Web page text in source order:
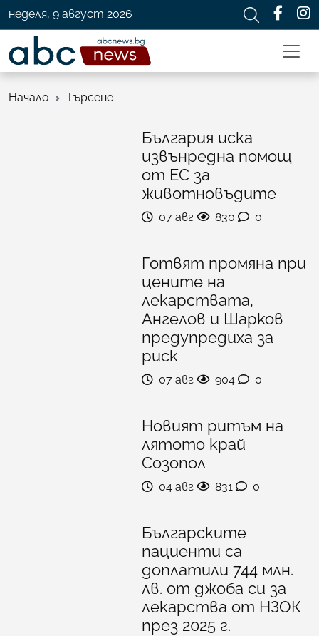
неделя, 9 август 2026
Начало Търсене
България иска
извънредна помощ
от ЕС за
животновъдите
07 авг 830 0
Готвят промяна при
цените на
лекарствата,
Ангелов и Шарков
предупредиха за
риск
07 авг 904 0
Новият ритъм на
лятото край
Созопол
04 авг 831 0
Българските
пациенти са
доплатили 744 млн.
лв. от джоба си за
лекарства от НЗОК
през 2025 г.